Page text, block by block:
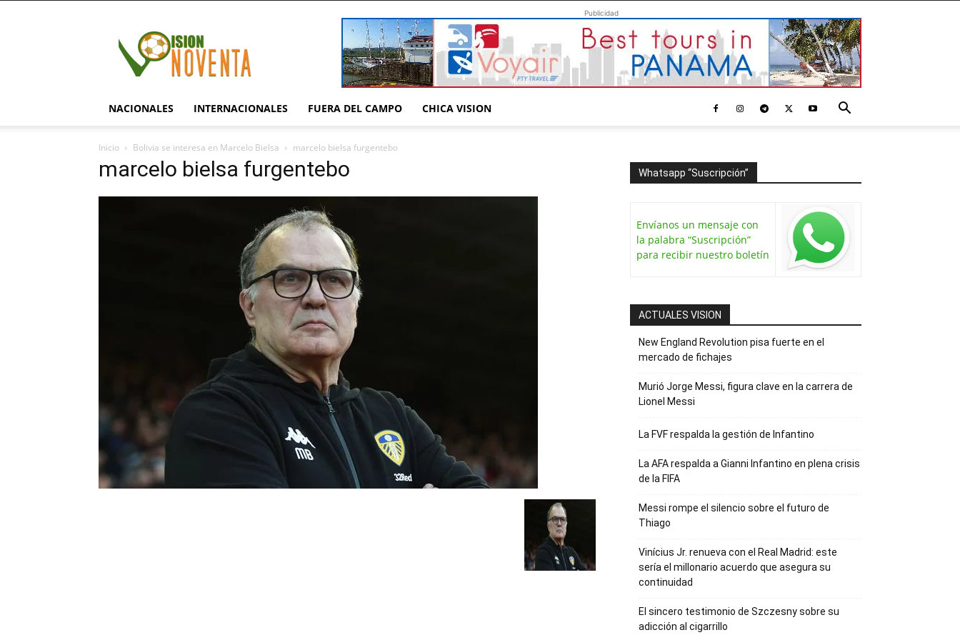
Publicidad
NACIONALES INTERNACIONALES FUERA DEL CAMPO CHICA VISION
Inicio Bolivia se interesa en Marcelo Bielsa marcelo bielsa furgentebo
marcelo bielsa furgentebo Whatsapp “Suscripción”
Envíanos un mensaje con
la palabra “Suscripción”
para recibir nuestro boletín
ACTUALES VISION
New England Revolution pisa fuerte en el
mercado de fichajes
Murió Jorge Messi, figura clave en la carrera de
Lionel Messi
La FVF respalda la gestión de Infantino
La AFA respalda a Gianni Infantino en plena crisis
de la FIFA
Messi rompe el silencio sobre el futuro de
Thiago
Vinícius Jr. renueva con el Real Madrid: este
sería el millonario acuerdo que asegura su
continuidad
El sincero testimonio de Szczesny sobre su
adicción al cigarrillo